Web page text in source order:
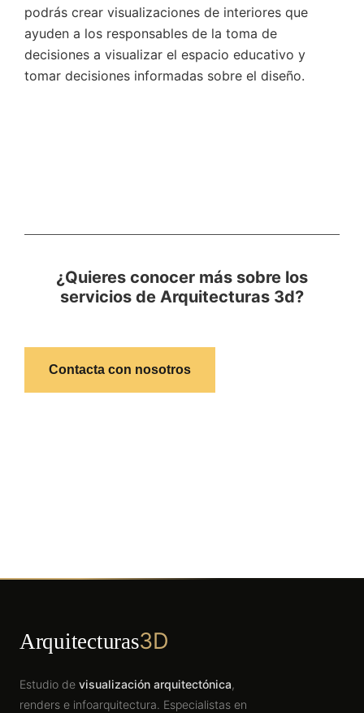
podrás crear visualizaciones de interiores que
ayuden a los responsables de la toma de
decisiones a visualizar el espacio educativo y
tomar decisiones informadas sobre el diseño.
¿Quieres conocer más sobre los
servicios de Arquitecturas 3d?
Contacta con nosotros
Arquitecturas3D
Estudio de visualización arquitectónica,
renders e infoarquitectura. Especialistas en